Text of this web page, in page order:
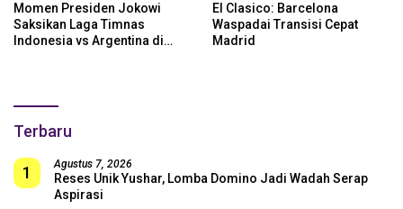
Momen Presiden Jokowi
Saksikan Laga Timnas
Indonesia vs Argentina di
El Clasico: Barcelona
Waspadai Transisi Cepat
Madrid
Terbaru
1 Agustus 7, 2026
Reses Unik Yushar, Lomba Domino Jadi Wadah Serap
Aspirasi